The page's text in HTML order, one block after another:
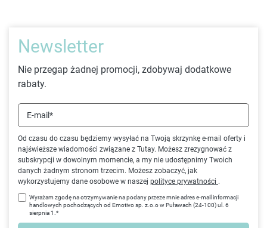
Newsletter
Nie przegap żadnej promocji, zdobywaj dodatkowe
rabaty.
Od czasu do czasu będziemy wysyłać na Twoją skrzynkę e-mail oferty i
najświeższe wiadomości związane z Tutay. Możesz zrezygnować z
subskrypcji w dowolnym momencie, a my nie udostępnimy Twoich
danych żadnym stronom trzecim. Możesz zobaczyć, jak
wykorzystujemy dane osobowe w naszej polityce prywatności .
E-mail*
Wyrażam zgodę na otrzymywanie na podany przeze mnie adres e-mail informacji
handlowych pochodzących od Emotivo sp. z.o.o w Puławach (24-100) ul. 6
sierpnia 1.*